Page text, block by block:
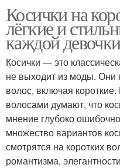
Косички на
лёгкие и
каждой девочки
Косички — это
не выходит из моды. Они
волос, включая
волосами думают, что
мнение глубоко
множество вариантов
смотрятся на коротких
романтизма,